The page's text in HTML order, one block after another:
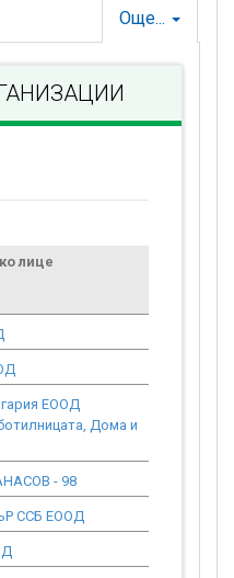
Още...
лице
ЕООД
Дома и
- 98
ССБ ЕООД